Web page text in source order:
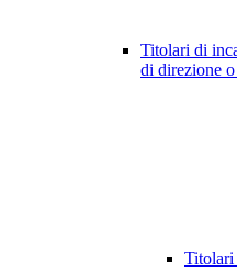
Titolari di
di direzione
Titolari